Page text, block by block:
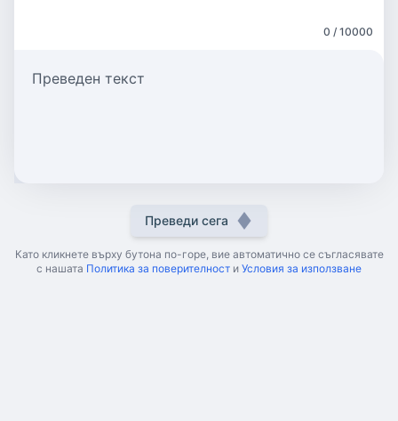
0 / 10000
Преведен текст
Преведи сега
Като кликнете върху бутона по-горе, вие автоматично се съгласявате
с нашата Политика за поверителност и Условия за използване